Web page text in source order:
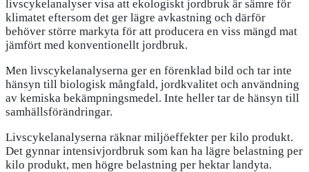
livscykelanalyser visa att ekologiskt jordbruk är sämre för
klimatet eftersom det ger lägre avkastning och därför
behöver större markyta för att producera en viss mängd mat
jämfört med konventionellt jordbruk.
Men livscykelanalyserna ger en förenklad bild och tar inte
hänsyn till biologisk mångfald, jordkvalitet och användning
av kemiska bekämpningsmedel. Inte heller tar de hänsyn till
samhällsförändringar.
Livscykelanalyserna räknar miljöeffekter per kilo produkt.
Det gynnar intensivjordbruk som kan ha lägre belastning per
kilo produkt, men högre belastning per hektar landyta.